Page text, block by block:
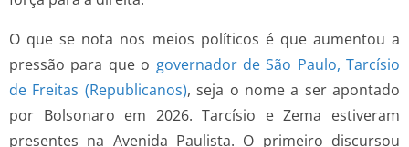
O que se nota nos meios políticos é que aumentou a
pressão para que o governador de São Paulo, Tarcísio
de Freitas (Republicanos), seja o nome a ser apontado
por Bolsonaro em 2026. Tarcísio e Zema estiveram
presentes na Avenida Paulista. O primeiro discursou